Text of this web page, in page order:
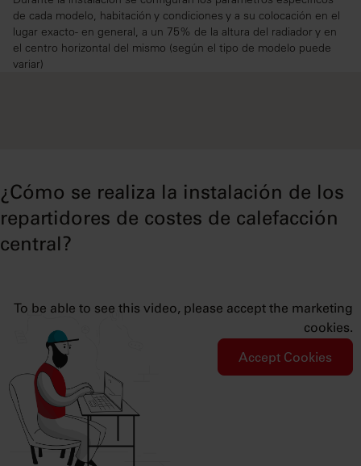
de cada modelo, habitación y condiciones y a su colocación en el
lugar exacto- en general, a un 75% de la altura del radiador y en
el centro horizontal del mismo (según el tipo de modelo puede
variar)
¿Cómo se realiza la instalación de los
repartidores de costes de calefacción
central?
To be able to see this video, please accept the marketing
cookies.
Accept Cookies